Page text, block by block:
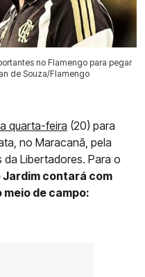
no Flamengo para pegar
de Souza/Flamengo
quarta-feira (20) para
no Maracanã, pela
Libertadores. Para o
Jardim contará com
de campo: